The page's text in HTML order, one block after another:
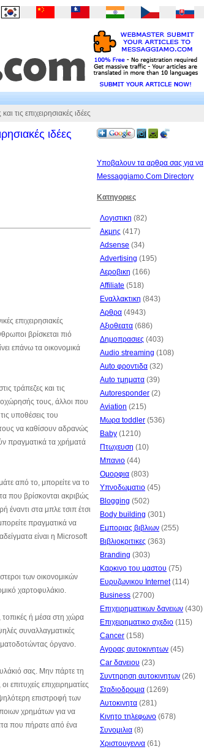
τις επιχειρησιακές ιδέες
ιδέες
επιχειρησιακές
βρίσκεται πιό
επάνω τα οικονομικά
τράπεζες και τις
τους, άλλοι που
υποθέσεις του
να καθίσουν αδρανώς
πραγματικά τα χρήματά
από το, μπορείτε να το
που βρίσκονται ακριβώς
έναντι στα μπλε τσιπ έτσι
πραγματικά να
είναι η Microsoft
των οικονομικών
χαρτοφυλάκιο.
τοπικές ή μέσα στη χώρα
συναλλαγματικές
όργανο.
σας. Μην πάρτε τη
επιχειρηματίες
επιστροφή των
χρημάτων για να
που πήρατε από ένα
Υποβαλουν τα αρθρα σας για να
Messaggiamo.Com Directory
Κατηγοριες
Λογιστικη (82)
Ακμης (417)
Adsense (34)
Advertising (195)
Αεροβικη (166)
Affiliate (518)
Εναλλακτικη (843)
Αρθρα (4943)
Αξιοθεατα (686)
Δημοπρασιες (403)
Audio streaming (108)
Auto φροντιδα (32)
Auto τμηματα (39)
Autoresponder (2)
Aviation (215)
Μωρα toddler (536)
Baby (1210)
Πτωχευση (10)
Μπανιο (44)
Ομορφια (803)
Υπνοδωματιο (45)
Blogging (502)
Body building (301)
Εμποριας βιβλιων (255)
Βιβλιοκριτικες (363)
Branding (303)
Καρκινο του μαστου (75)
Ευρυζωνικου Internet(114)
Business (2700)
Επιχειρηματικων δανειων (430)
Επιχειρηματικο σχεδιο (115)
Cancer (158)
Αγορας αυτοκινητων (45)
Car δανειου (23)
Συντηρηση αυτοκινητων (26)
Σταδιοδρομια (1269)
Αυτοκινητα (281)
Κινητο τηλεφωνο (678)
Συνομιλια (8)
Χριστουγεννα (61)